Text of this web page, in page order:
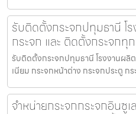
รับติดตั้งกระจกปทุมธานี โ
กระจก และ ติดตั้งกระจกทุ
รับติดตั้งกระจกปทุมธานี โรงงานผลิ
เนียม กระจกหน้าต่าง กระจกประตู ก
จำหน่ายกระจกกระจกอินซู